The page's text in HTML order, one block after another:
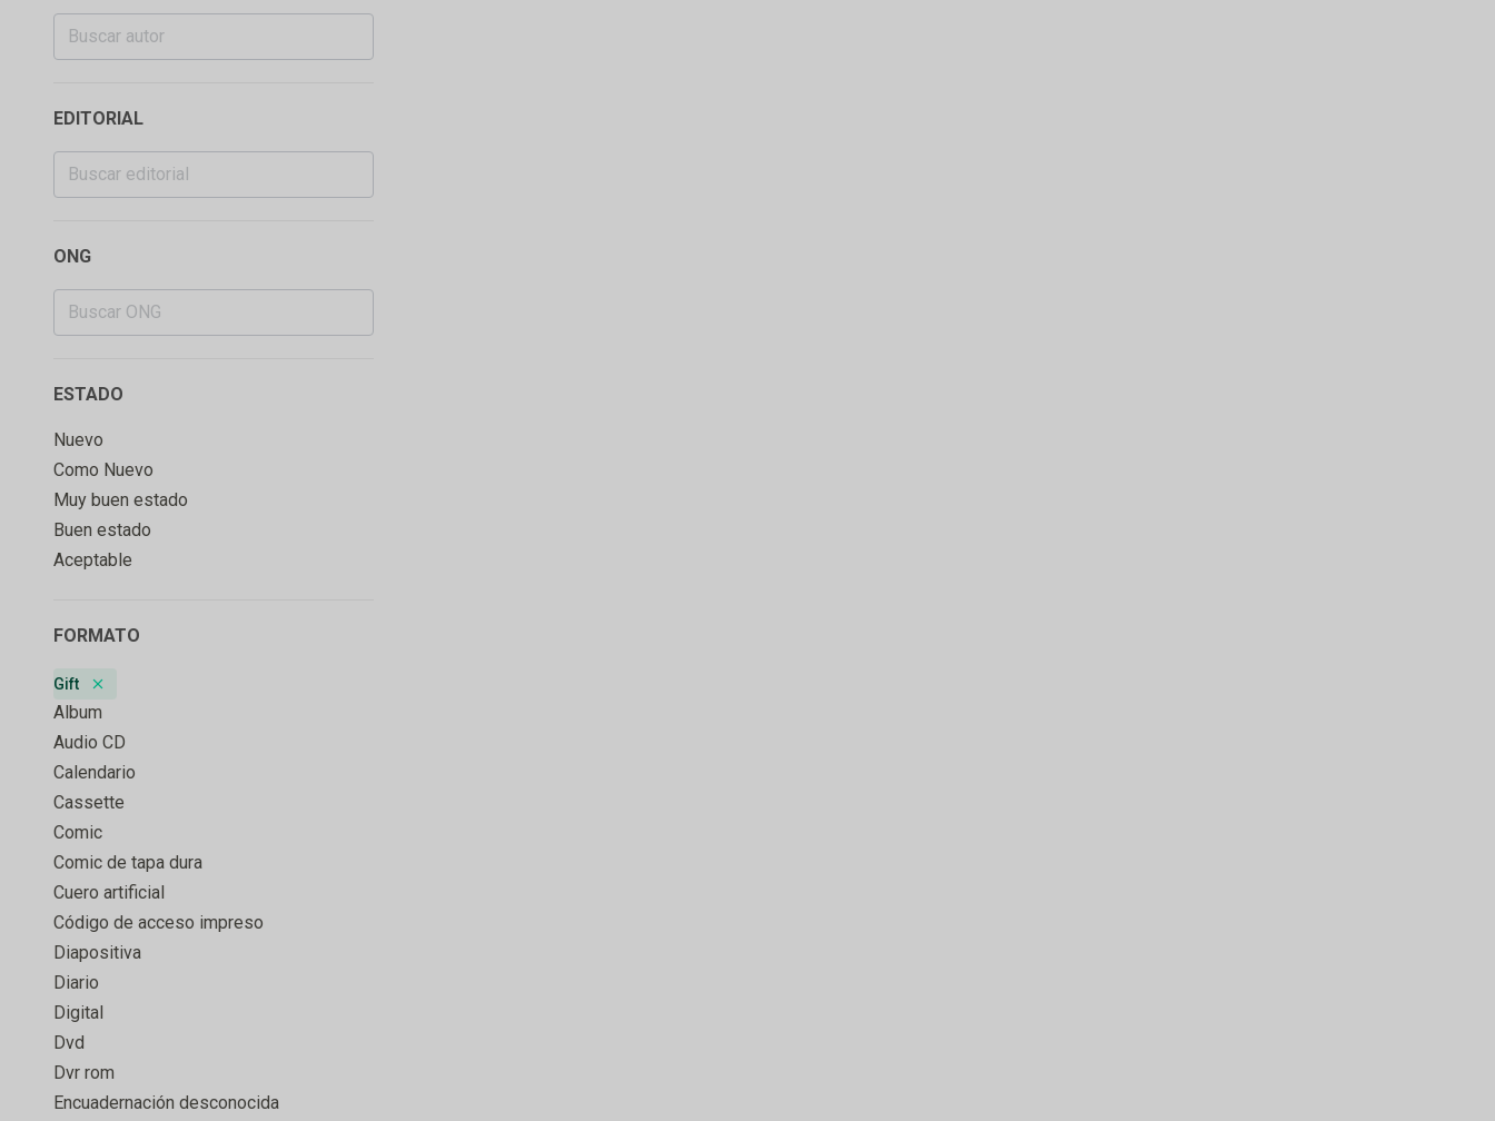
EDITORIAL
ONG
ESTADO
Nuevo
Como Nuevo
Muy buen estado
Buen estado
Aceptable
FORMATO
Gift
Remove badge
Album
Audio CD
Calendario
Cassette
Comic
Comic de tapa dura
Cuero artificial
Código de acceso impreso
Diapositiva
Diario
Digital
Dvd
Dvr rom
Encuadernación desconocida